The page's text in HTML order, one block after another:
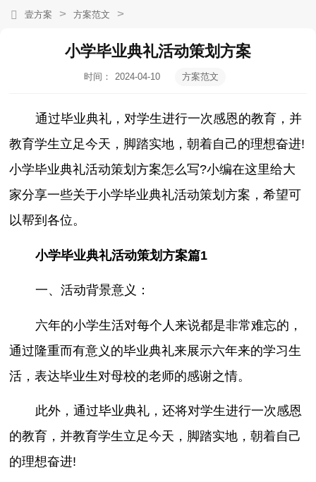
壹方案 > 方案范文 >
小学毕业典礼活动策划方案
时间：
2024-04-10
方案范文
通过毕业典礼，对学生进行一次感恩的教育，并
教育学生立足今天，脚踏实地，朝着自己的理想奋进!
小学毕业典礼活动策划方案怎么写?小编在这里给大
家分享一些关于小学毕业典礼活动策划方案，希望可
以帮到各位。
小学毕业典礼活动策划方案篇1
一、活动背景意义：
六年的小学生活对每个人来说都是非常难忘的，
通过隆重而有意义的毕业典礼来展示六年来的学习生
活，表达毕业生对母校的老师的感谢之情。
此外，通过毕业典礼，还将对学生进行一次感恩
的教育，并教育学生立足今天，脚踏实地，朝着自己
的理想奋进!